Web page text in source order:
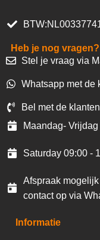
Heb je nog vragen?
Stel je vraag via
Whatsapp met de
Bel met de
Maandag-
Saturday 09:00 -
Afspraak
contact op via
Informatie